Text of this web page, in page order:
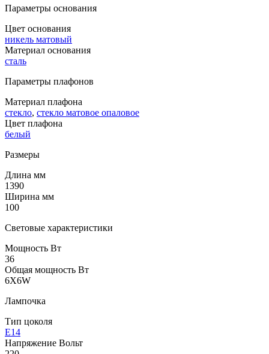
Параметры основания
Цвет основания
никель матовый
Материал основания
сталь
Параметры плафонов
Материал плафона
стекло, стекло матовое опаловое
Цвет плафона
белый
Размеры
Длина мм
1390
Ширина мм
100
Световые характеристики
Мощность Вт
36
Общая мощность Вт
6X6W
Лампочка
Тип цоколя
E14
Напряжение Вольт